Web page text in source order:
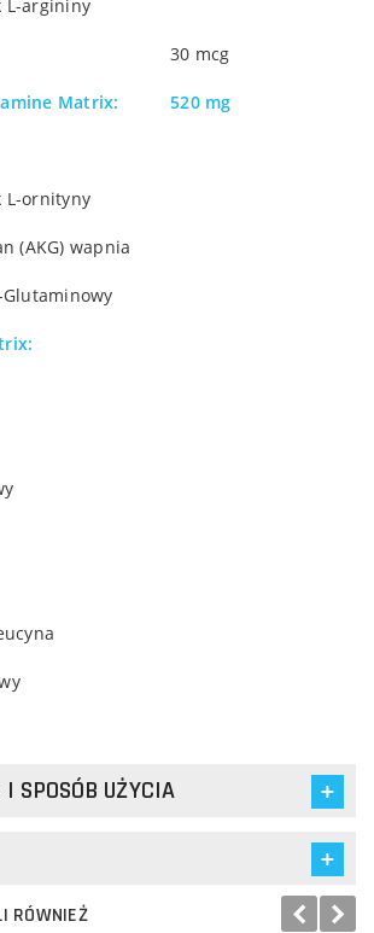
L-argininy
30 mcg
Matrix: 520 mg
L-ornityny
(AKG) wapnia
Glutaminowy
SPOSÓB UŻYCIA
RÓWNIEŻ